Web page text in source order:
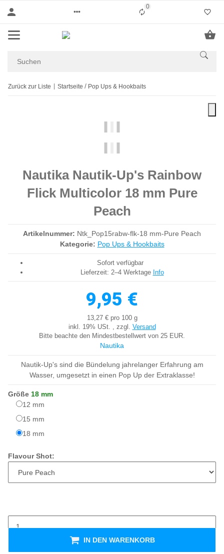
0Liste ist leer
Zurück zur Liste Startseite Pop Ups & Hookbaits
Nautika Nautik-Up's Rainbow
Flick Multicolor 18 mm Pure
Peach
Artikelnummer: Ntk_Pop15rabw-flk-18 mm-Pure Peach
Kategorie: Pop Ups & Hookbaits
Sofort verfügbar
Lieferzeit: 2–4 Werktage Info
9,95 €
13,27 € pro 100 g
inkl. 19% USt. , zzgl. Versand
Bitte beachte den Mindestbestellwert von 25 EUR.
Nautika
Nautik-Up's sind die Bündelung jahrelanger Erfahrung am
Wasser, umgesetzt in einen Pop Up der Extraklasse!
Größe 18 mm
12 mm
15 mm
18 mm
Flavour Shot:
IN DEN WARENKORB